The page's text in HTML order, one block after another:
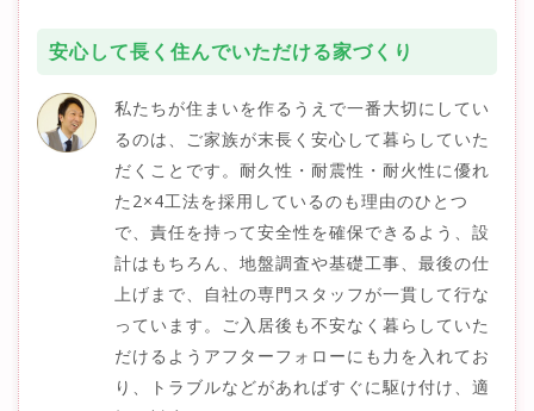
安心して長く住んでいただける家づくり
私たちが住まいを作るうえで一番大切にしてい
るのは、ご家族が末長く安心して暮らしていた
だくことです。耐久性・耐震性・耐火性に優れ
た2×4工法を採用しているのも理由のひとつ
で、責任を持って安全性を確保できるよう、設
計はもちろん、地盤調査や基礎工事、最後の仕
上げまで、自社の専門スタッフが一貫して行な
っています。ご入居後も不安なく暮らしていた
だけるようアフターフォローにも力を入れてお
り、トラブルなどがあればすぐに駆け付け、適